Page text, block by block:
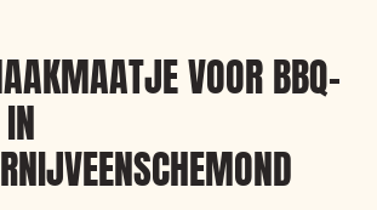
VOOR BBQ-